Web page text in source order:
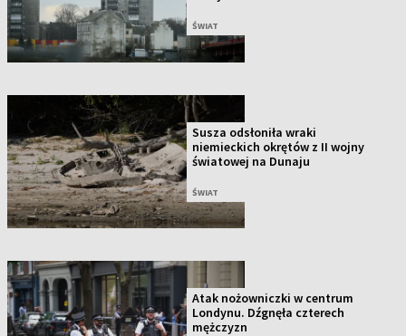
ŚWIAT
Susza odsłoniła wraki
niemieckich okrętów z II wojny
światowej na Dunaju
ŚWIAT
Atak nożowniczki w centrum
Londynu. Dźgnęła czterech
mężczyzn